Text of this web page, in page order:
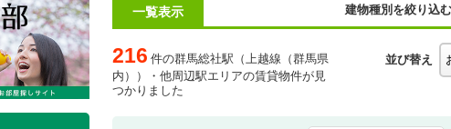
一覧表示 建物種別を絞り込む
216 件の群馬総社駅（上越線（群馬県
内））・他周辺駅エリアの賃貸物件が見
つかりました
並び替え